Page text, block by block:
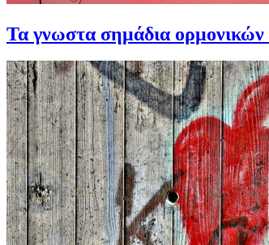
Τα γνωστα σημάδια ορμονικών